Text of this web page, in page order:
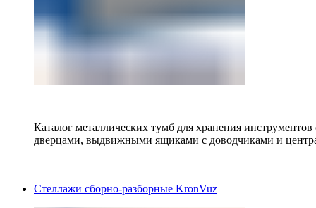
Каталог металлических тумб для хранения
дверцами, выдвижными ящиками с доводчиками и
Стеллажи сборно-разборные KronVuz